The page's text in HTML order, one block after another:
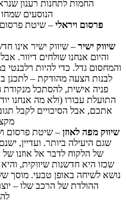
החמות לתחנות רענון
הנוסעים
פרסום ויראלי – שיטת
שיווק ישיר – שיווק ישיר אינו
והיום אנחנו שולחים דיוור.
והמחסום גדל. כדי להיות רלבנטי
לבנות הצעה מהודקת –
פניה אישית, להסתכל
התועלת עבורו (ולא מה אנחנו
אתכם, אבל הסיכויים לקבל
שיווק מפה לאוזן – שיטת פרסום
שגם היעילה ביותר. ועדיין,
של הלקוח לדבר אל אוזנו
שכזו היא חדשנות שיווקית,
נושא לשיחה באופן טבעי. מוסך
ההולדת של הרכב שלו –